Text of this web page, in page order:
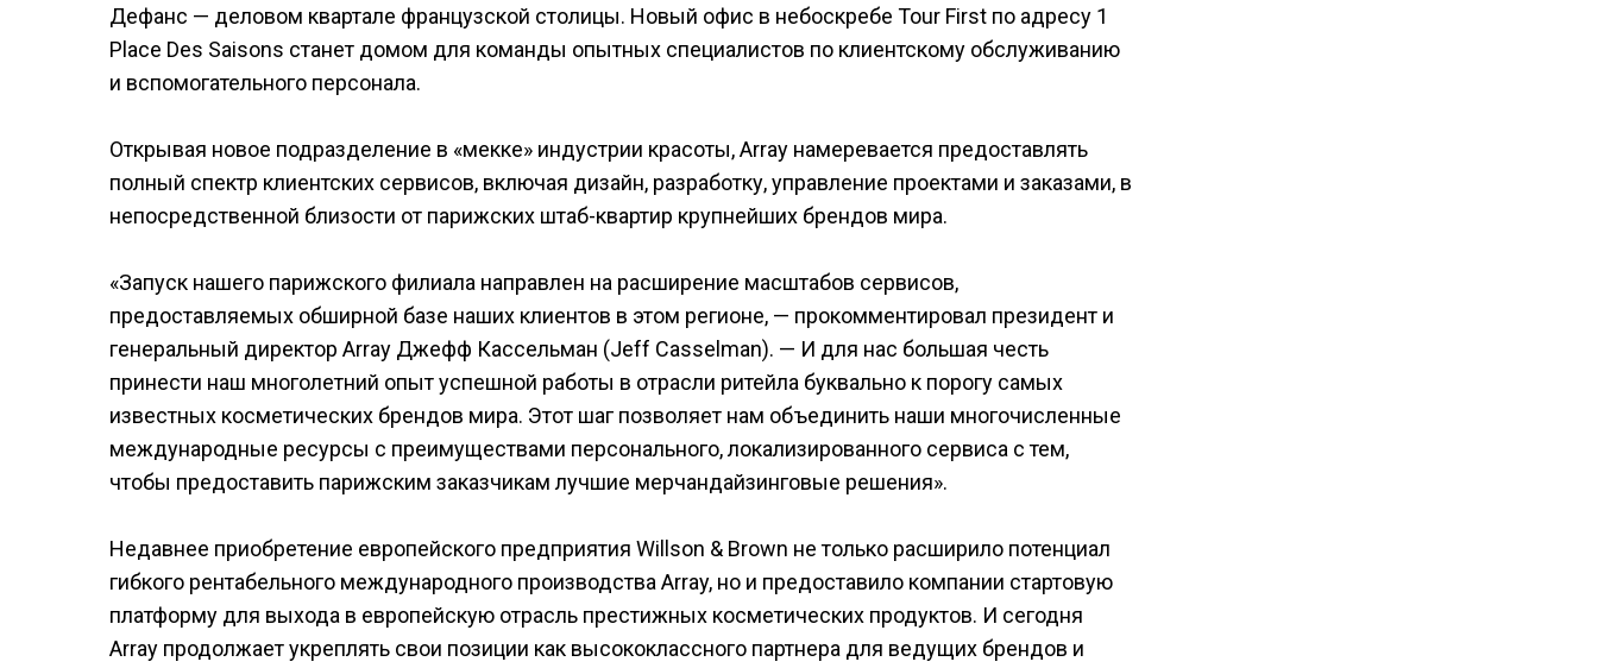
Дефанс — деловом квартале французской столицы. Новый офис в небоскребе Tour First по адресу 1
Place Des Saisons станет домом для команды опытных специалистов по клиентскому обслуживанию
и вспомогательного персонала.
Открывая новое подразделение в «мекке» индустрии красоты, Array намеревается предоставлять
полный спектр клиентских сервисов, включая дизайн, разработку, управление проектами и заказами, в
непосредственной близости от парижских штаб-квартир крупнейших брендов мира.
«Запуск нашего парижского филиала направлен на расширение масштабов сервисов,
предоставляемых обширной базе наших клиентов в этом регионе, — прокомментировал президент и
генеральный директор Array Джефф Кассельман (Jeff Casselman). — И для нас большая честь
принести наш многолетний опыт успешной работы в отрасли ритейла буквально к порогу самых
известных косметических брендов мира. Этот шаг позволяет нам объединить наши многочисленные
международные ресурсы с преимуществами персонального, локализированного сервиса с тем,
чтобы предоставить парижским заказчикам лучшие мерчандайзинговые решения».
Недавнее приобретение европейского предприятия Willson & Brown не только расширило потенциал
гибкого рентабельного международного производства Array, но и предоставило компании стартовую
платформу для выхода в европейскую отрасль престижных косметических продуктов. И сегодня
Array продолжает укреплять свои позиции как высококлассного партнера для ведущих брендов и